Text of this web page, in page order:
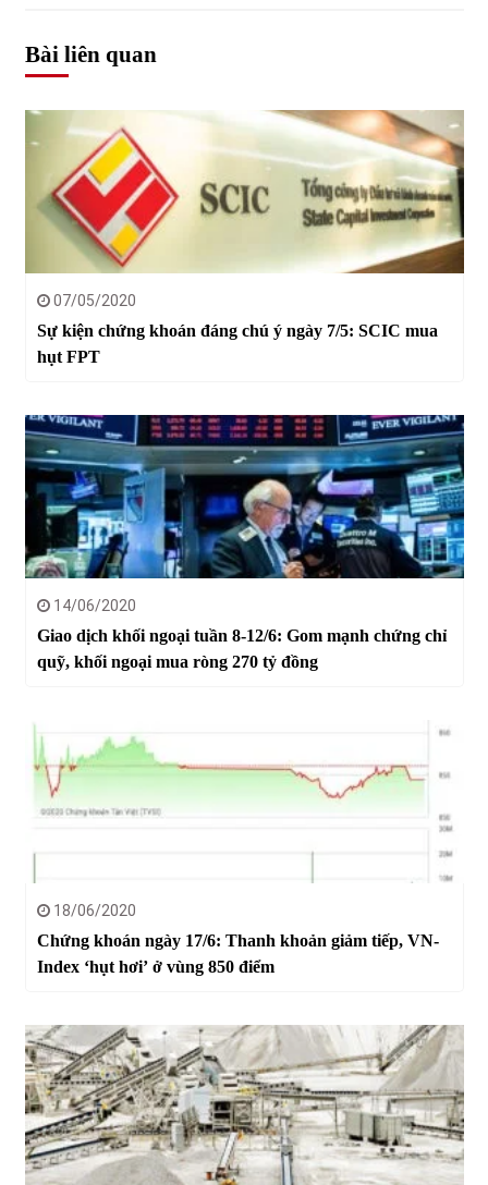
Bài liên quan
07/05/2020
Sự kiện chứng khoán đáng chú ý ngày 7/5: SCIC mua
hụt FPT
14/06/2020
Giao dịch khối ngoại tuần 8-12/6: Gom mạnh chứng chỉ
quỹ, khối ngoại mua ròng 270 tỷ đồng
18/06/2020
Chứng khoán ngày 17/6: Thanh khoản giảm tiếp, VN-
Index ‘hụt hơi’ ở vùng 850 điểm